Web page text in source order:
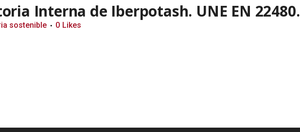
Interna de Iberpotash. UNE EN 22480.
sostenible 0 Likes